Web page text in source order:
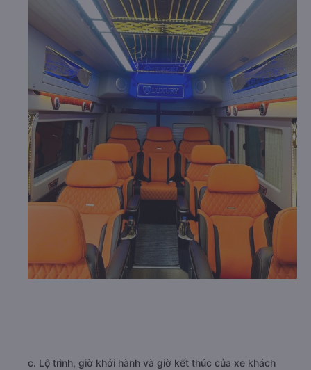
c. Lộ trình, giờ khởi hành và giờ kết thúc của xe khách